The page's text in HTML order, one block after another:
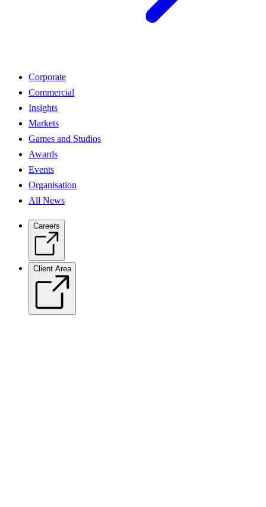
Corporate
Commercial
Insights
Markets
Games and Studios
Awards
Events
Organisation
All News
Careers
Client Area